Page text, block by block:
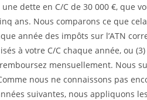
une dette en C/C de 30 000 €, que
ans. Nous comparons ce que
année des impôts sur l’ATN
à votre C/C chaque année, ou
mensuellement. Nous
nous ne connaissons pas
suivantes, nous appliquons